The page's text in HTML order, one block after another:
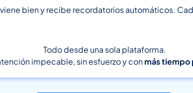
bien y recibe recordatorios automáticos.
Todo desde una sola plataforma.
impecable, sin esfuerzo y conmás tiempo